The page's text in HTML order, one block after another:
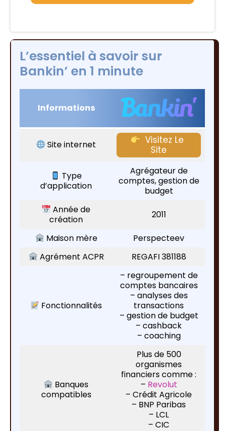
L’essentiel à savoir sur
Bankin’ en 1 minute
Informations
Site internet
Visitez Le
Site
Type
d’application
Agrégateur de
comptes, gestion de
budget
Année de
création
2011
Maison mère
Perspecteev
Agrément ACPR
REGAFI 381188
Fonctionnalités
– regroupement de
comptes bancaires
– analyses des
transactions
– gestion de budget
– cashback
– coaching
Banques
compatibles
Plus de 500
organismes
financiers comme :
– Revolut
– Crédit Agricole
– BNP Paribas
– LCL
– CIC